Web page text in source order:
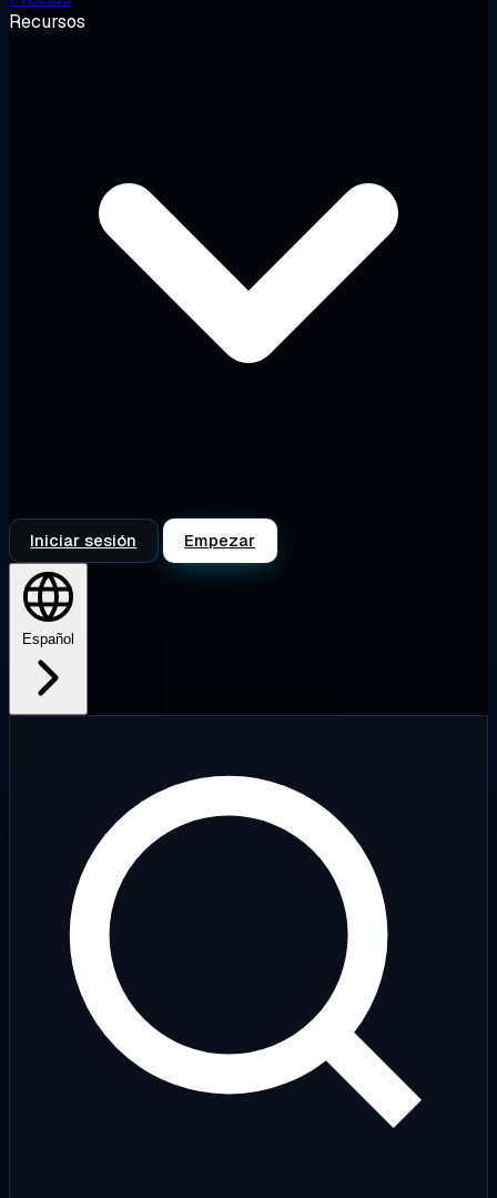
Recursos
Iniciar sesión Empezar
Español